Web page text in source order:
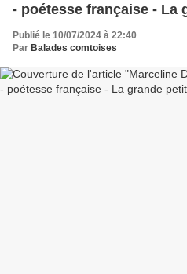
- poétesse française - La
Publié le 10/07/2024 à 22:40
Par Balades comtoises